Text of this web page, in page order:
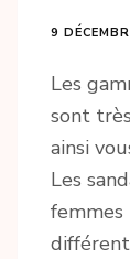
9
Les
sont
ainsi
Les
femmes